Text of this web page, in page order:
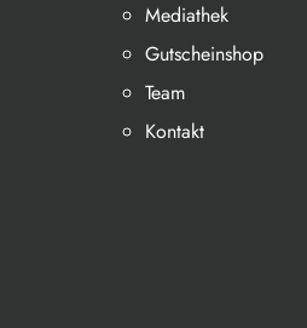
Mediathek
Gutscheinshop
Team
Kontakt